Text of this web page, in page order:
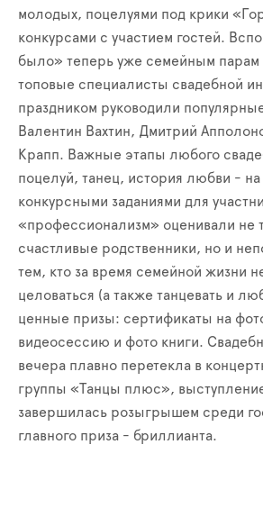
молодых, поцелуями под крики
конкурсами с участием гостей.
было» теперь уже семейным парам
топовые специалисты свадебной
праздником руководили
Валентин Вахтин, Дмитрий
Крапп. Важные этапы любого
поцелуй, танец, история любви - на
конкурсными заданиями для
«профессионализм» оценивали не
счастливые родственники, но и
тем, кто за время семейной жизни
целоваться (а также танцевать и
ценные призы: сертификаты на
видеосессию и фото книги.
вечера плавно перетекла в
группы «Танцы плюс»,
завершилась розыгрышем среди
главного приза - бриллианта.